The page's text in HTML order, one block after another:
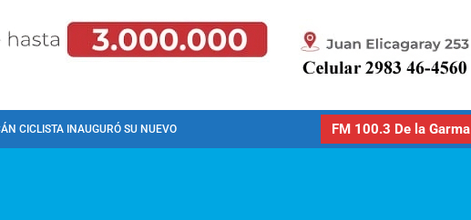
CICLISTA INAUGURÓ SU NUEVO PREDIO PARA LA... FM 100.3 De la Garma